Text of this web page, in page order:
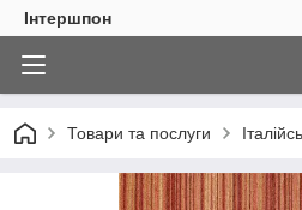
Інтершпон
Товари та послуги